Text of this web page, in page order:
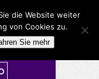
die Website weiter
von Cookies zu.
Sie mehr